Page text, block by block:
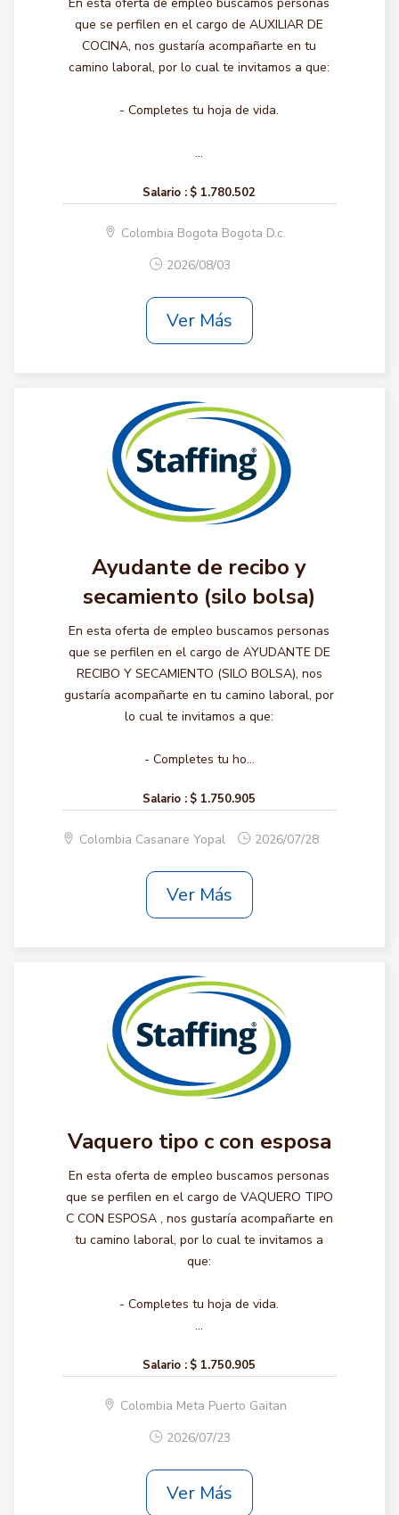
que se perfilen en el cargo de AUXILIAR DE
COCINA, nos gustaría acompañarte en tu
camino laboral, por lo cual te invitamos a que:
- Completes tu hoja de vida.
...
Salario : $ 1.780.502
Colombia Bogota Bogota D.c.
2026/08/03
Ver Más
Ayudante de recibo y
secamiento (silo bolsa)
En esta oferta de empleo buscamos personas
que se perfilen en el cargo de AYUDANTE DE
RECIBO Y SECAMIENTO (SILO BOLSA), nos
gustaría acompañarte en tu camino laboral, por
lo cual te invitamos a que:
- Completes tu ho...
Salario : $ 1.750.905
Colombia Casanare Yopal 2026/07/28
Ver Más
Vaquero tipo c con esposa
En esta oferta de empleo buscamos personas
que se perfilen en el cargo de VAQUERO TIPO
C CON ESPOSA , nos gustaría acompañarte en
tu camino laboral, por lo cual te invitamos a
que:
- Completes tu hoja de vida.
...
Salario : $ 1.750.905
Colombia Meta Puerto Gaitan
2026/07/23
Ver Más